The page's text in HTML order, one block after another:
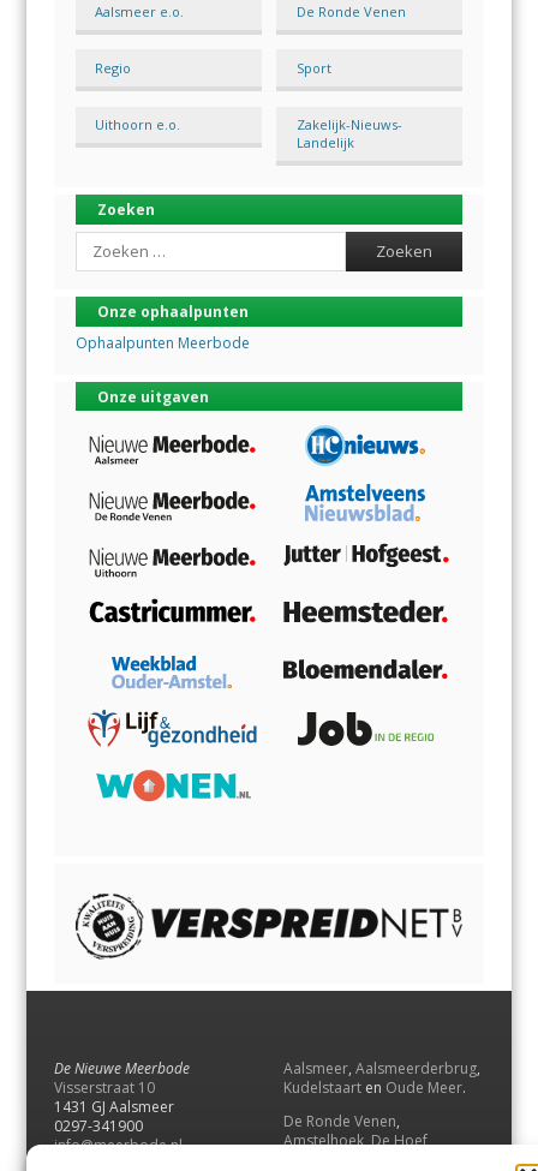
Aalsmeer e.o. De Ronde Venen
Regio Sport
Uithoorn e.o.
Zakelijk-Nieuws-
Landelijk
Zoeken
Search
Onze ophaalpunten
Ophaalpunten Meerbode
Onze uitgaven
De Nieuwe Meerbode
Visserstraat 10
1431 GJ Aalsmeer
0297-341900
info@meerbode.nl
Aalsmeer, Aalsmeerderbrug,
Kudelstaart en Oude Meer.
De Ronde Venen,
Amstelhoek,De Hoef,